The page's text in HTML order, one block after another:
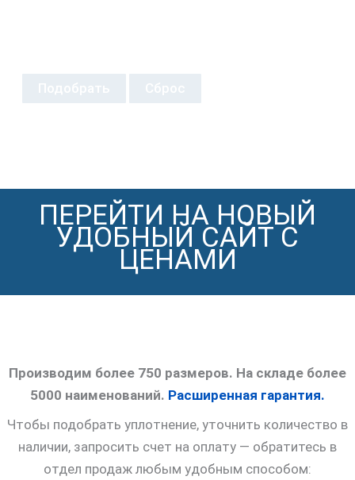
ПЕРЕЙТИ НА НОВЫЙ
УДОБНЫЙ САЙТ С
ЦЕНАМИ
Производим более 750 размеров. На складе более
5000 наименований. Расширенная гарантия.
Чтобы подобрать уплотнение, уточнить количество в
наличии, запросить счет на оплату — обратитесь в
отдел продаж любым удобным способом: